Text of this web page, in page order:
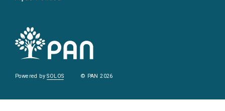
Powered bySOLOS © PAN 2026